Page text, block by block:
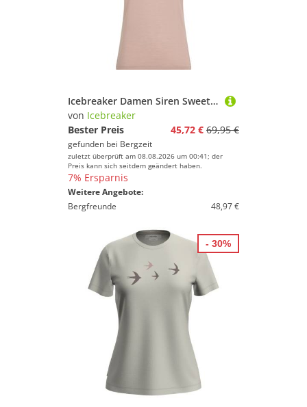
Icebreaker Damen Siren Sweetheart T-Shirt
von Icebreaker
Bester Preis
45,72 € 69,95 €
gefunden bei Bergzeit
zuletzt überprüft am 08.08.2026 um 00:41; der
Preis kann sich seitdem geändert haben.
7% Ersparnis
Weitere Angebote:
Bergfreunde
48,97 €
- 30%